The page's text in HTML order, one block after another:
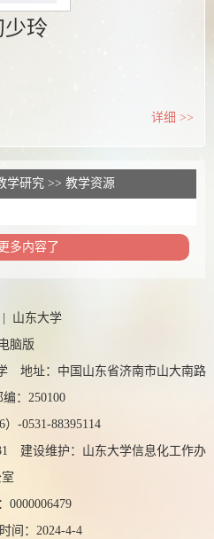
少玲
详细 >>
学研究 >> 教学资源
多内容了
山东大学
脑版
地址：中国山东省济南市山大南路
：250100
-0531-88395114
建设维护：山东大学信息化工作办
室
0000006479
间： 2024-4-4